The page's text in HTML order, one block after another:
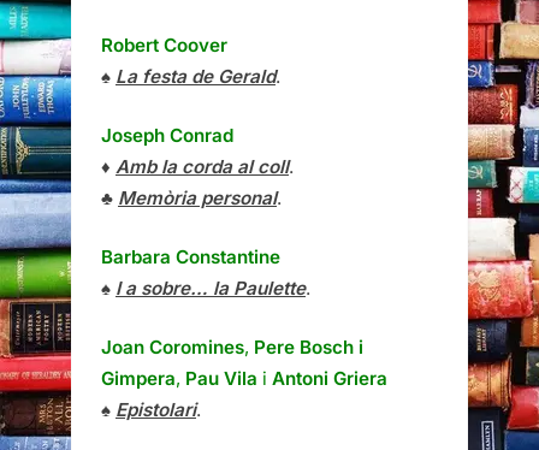
Robert Coover
♠ La festa de Gerald.
Joseph Conrad
♦ Amb la corda al coll.
♣ Memòria personal.
Barbara Constantine
♠ I a sobre… la Paulette.
Joan Coromines, Pere Bosch i
Gimpera, Pau Vila i Antoni Griera
♠ Epistolari.